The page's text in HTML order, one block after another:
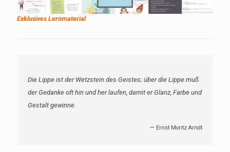
Exklusives Lernmaterial
Die Lippe ist der Wetzstein des Geistes; über die Lippe muß
der Gedanke oft hin und her laufen, damit er Glanz, Farbe und
Gestalt gewinne.
— Ernst Moritz Arndt